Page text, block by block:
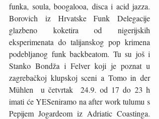
funka, soula, boogalooa, disca i acid jazza.
Borovich iz Hrvatske Funk Delegacije
glazbeno koketira od nigerijskih
eksperimenata do talijanskog pop krimena
podebljanog funk backbeatom. Tu su još i
Stanko Bondža i Felver koji je poznat u
zagrebačkoj klupskoj sceni a Tomo in der
Mühlen  u četvrtak  24.9. od 17 do 23 h
imati će YESeniramo na after work tulumu s
Pepijem Jogardeom iz Adriatic Coastinga.